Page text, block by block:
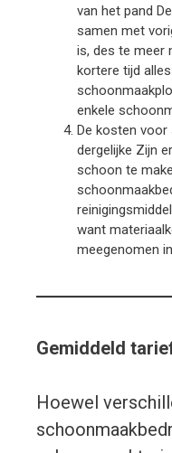
van het pand
samen met
is, des te meer
kortere tijd
enkele
De kosten voor
dergelijke Zijn
schoon te
want
meegenomen
Gemiddeld
Hoewel